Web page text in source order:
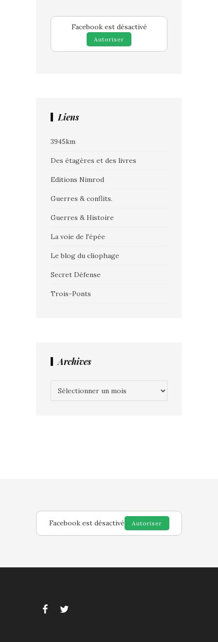
Facebook est désactivé
Autoriser
Liens
3945km
Des étagères et des livres
Editions Nimrod
Guerres & conflits.
Guerres & Histoire
La voie de l'épée
Le blog du cliophage
Secret Défense
Trois-Ponts
Archives
Facebook est désactivé Autoriser